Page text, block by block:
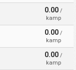
0.00 /
kamp
0.00 /
kamp
0.00 /
kamp